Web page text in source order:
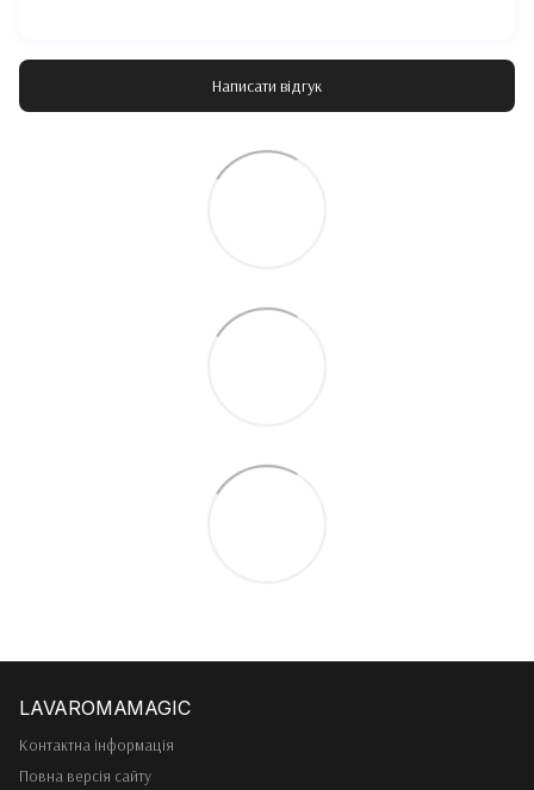
Написати відгук
Контактна інформація
Повна версія сайту